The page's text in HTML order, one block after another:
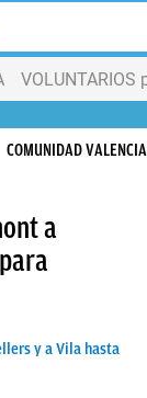
VOLUNTARIOS
COMUNIDAD
a
y a Vila hasta